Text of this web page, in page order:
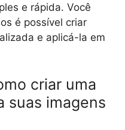
e rápida. Você
é possível criar
e aplicá-la em
criar uma
suas imagens